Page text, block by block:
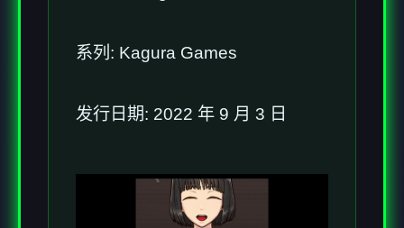
系列: Kagura Games
发行日期: 2022 年 9 月 3 日